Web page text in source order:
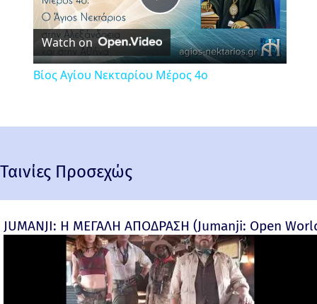
Play
Video
Watch on
Βίος Αγίου Νεκταρίου Μέρος 4ο
Ταινίες Προσεχώς
JUMANJI: Η ΜΕΓΑΛΗ ΑΠΟΔΡΑΣΗ (Jumanji: Open